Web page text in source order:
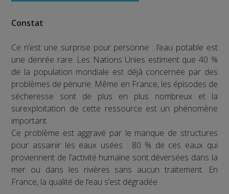
Constat
Ce n’est une surprise pour personne : l’eau potable est
une denrée rare. Les Nations Unies estiment que 40 %
de la population mondiale est déjà concernée par des
problèmes de pénurie. Même en France, les épisodes de
sécheresse sont de plus en plus nombreux et la
surexploitation de cette ressource est un phénomène
important.
Ce problème est aggravé par le manque de structures
pour assainir les eaux usées : 80 % de ces eaux qui
proviennent de l’activité humaine sont déversées dans la
mer ou dans les rivières sans aucun traitement. En
France, la qualité de l’eau s’est dégradée.